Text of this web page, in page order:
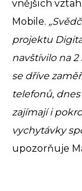
vnějších
Mobile.
projektu
navštívilo na
se dříve
telefonů,
zajímají i
vychytávky
upozorňuje